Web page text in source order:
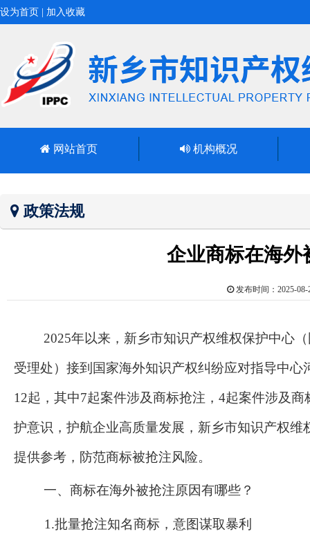
设为首页 加入收藏
网站首页 机构概况
政策法规
企业商标在海外
发布时间：2025-
2025年以来，新乡市知识产权维权保护中心
受理处）接到国家海外知识产权纠纷应对指导中
12起，其中7起案件涉及商标抢注，4起案件涉及
护意识，护航企业高质量发展， 新乡市知识产权维
提供参考，防范商标被抢注风险。
一、 商标在海外被抢注原因有哪些？
1.批量抢注知名商标，意图谋取暴利